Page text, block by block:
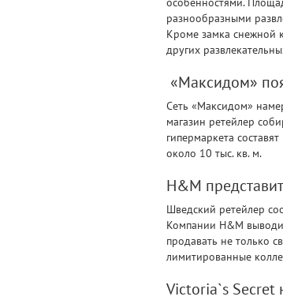
разнообразными
Кроме замка снежной
других
«Максидом»
Сеть «Максидом»
магазин ретейлер
гипермаркета
около 10 тыс. кв. м.
H&M
Шведский ретейлер
Компании H&M
продавать не только
лимитированные
Viсtoria`s Secret